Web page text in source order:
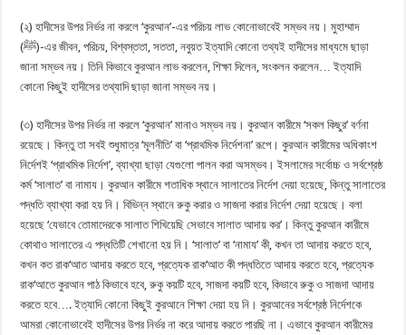
(২) হাদীসের উপর নির্ভর না করলে ‘কুরআন’-এর পরিচয় লাভ কোনোভাবেই সম্ভব নয়। মুহাম্মাদ
(ﷺ)-এর জীবন, পরিচয়, বিশ্বস্ততা, সততা, নবুয়ত ইত্যাদি কোনো তথ্যই হাদীসের মাধ্যমে ছাড়া
জানা সম্ভব নয়। তিনি কিভাবে কুরআন লাভ করলেন, শিক্ষা দিলেন, সংকলন করলেন… ইত্যাদি
কোনো কিছুই হাদীসের তথ্যাদি ছাড়া জানা সম্ভব নয়।
(৩) হাদীসের উপর নির্ভর না করলে ‘কুরআন’ মানাও সম্ভব নয়। কুরআন কারীমে ‘সকল কিছুর’ বর্ণনা
রয়েছে। কিন্তু তা সবই শুধুমাত্র ‘মূলনীতি’ বা ‘প্রাথমিক নির্দেশনা’ রূপে। কুরআন কারীমের অধিকাংশ
নির্দেশই ‘প্রাথমিক নির্দেশ’, ব্যাখ্যা ছাড়া যেগুলো পালন করা অসম্ভব। ইসলামের সর্বোচ্চ ও সর্বশ্রেষ্ঠ
কর্ম ‘সালাত’ বা নামায। কুরআন কারীমে শতাধিক স্থানে সালাতের নির্দেশ দেয়া হয়েছে, কিন্তু সালাতের
পদ্ধতি ব্যাখ্যা করা হয় নি। বিভিন্ন স্থানে রুকু করার ও সাজদা করার নির্দেশ দেয়া হয়েছে। বলা
হয়েছে ‘যেভাবে তোমাদেরকে সালাত শিখিয়েছি সেভাবে সালাত আদায় কর’। কিন্তু কুরআন কারীমে
কোথাও সালাতের এ পদ্ধতিটি শেখানো হয় নি। ‘সালাত’ বা ‘নামায’ কী, কখন তা আদায় করতে হবে,
কখন কত রাক‘আত আদায় করতে হবে, প্রত্যেক রাক‘আত কী পদ্ধতিতে আদায় করতে হবে, প্রত্যেক
রাক‘আতে কুরআন পাঠ কিভাবে হবে, রুকু কয়টি হবে, সাজদা কয়টি হবে, কিভাবে রুকু ও সাজদা আদায়
করতে হবে…. ইত্যাদি কোনো কিছুই কুরআনে শিক্ষা দেয়া হয় নি। কুরআনের সর্বশ্রেষ্ঠ নির্দেশকে
আমরা কোনোভাবেই হাদীসের উপর নির্ভর না করে আদায় করতে পারছি না। এভাবে কুরআন কারীমের